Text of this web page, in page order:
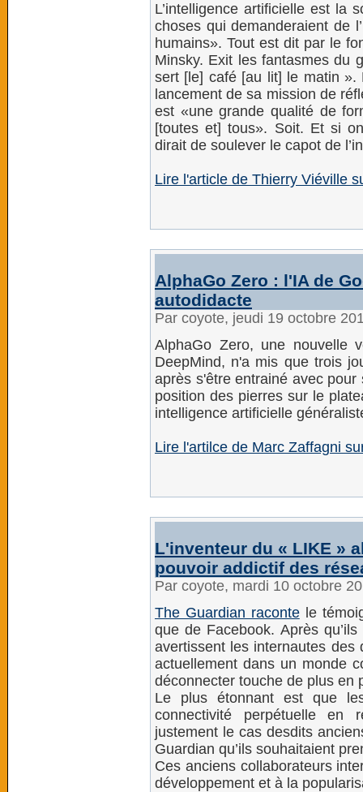
L’intelligence artificielle est la
choses qui demanderaient de
humains». Tout est dit par le
Minsky. Exit les fantasmes du
sert [le] café [au lit] le matin ».
lancement de sa mission de
est «une grande qualité de
[toutes et] tous». Soit. Et si
dirait de soulever le capot de
Lire l'article de Thierry Viéville
AlphaGo Zero : l'IA de
autodidacte
Par coyote, jeudi 19 octobre
AlphaGo Zero, une nouvelle
DeepMind, n'a mis que trois
après s'être entrainé avec
position des pierres sur le
intelligence artificielle
Lire l'artilce de Marc Zaffagni
L'inventeur du « LIKE »
pouvoir addictif des
Par coyote, mardi 10 octobre
The Guardian racontele
que de Facebook. Après
avertissent les internautes des
actuellement dans un monde
déconnecter touche de plus en
Le plus étonnant est que
connectivité perpétuelle en
justement le cas desdits
Guardian qu’ils souhaitaient
Ces anciens collaborateurs
développement et à la